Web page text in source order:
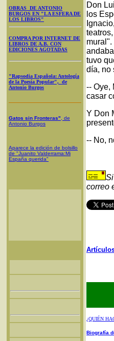
OBRAS DE ANTONIO
BURGOS EN "LA ESFERA DE
LOS LIBROS"
COMPRA POR INTERNET DE
LIBROS DE A.B. CON
EDICIONES AGOTADAS
"Rapsodia Española: Antología
de la Poesía Popular", de
Antonio Burgos
Gatos sin Fronteras" , de
Antonio Burgos
Aparece la edición de bolsillo
de "Juanito Valderrama:Mi
España querida"
Don
los
tuvo
día, no
-- Oye,
casar
Y Don
-- No,
correo
¿QUIÉN
Biografía